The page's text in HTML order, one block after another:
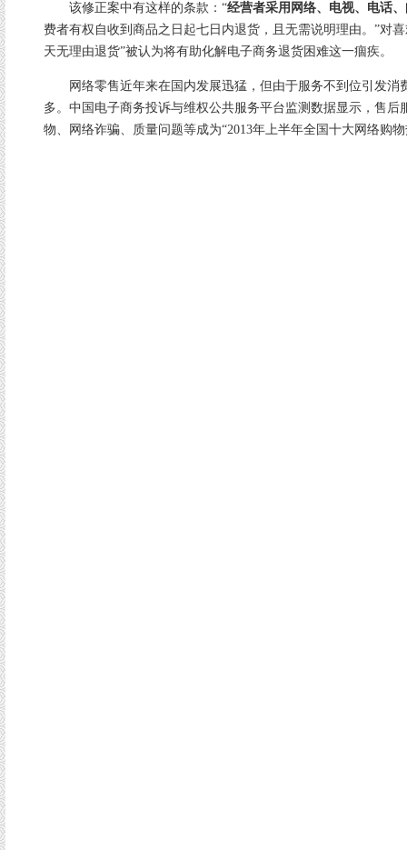
该修正案中有这样的条款：“经营者采用网络、电视、电话
费者有权自收到商品之日起七日内退货，且无需说明理由。”对
天无理由退货”被认为将有助化解电子商务退货困难这一痼疾。
网络零售近年来在国内发展迅猛，但由于服务不到位引发消
多。中国电子商务投诉与维权公共服务平台监测数据显示，售后
物、网络诈骗、质量问题等成为“2013年上半年全国十大网络购